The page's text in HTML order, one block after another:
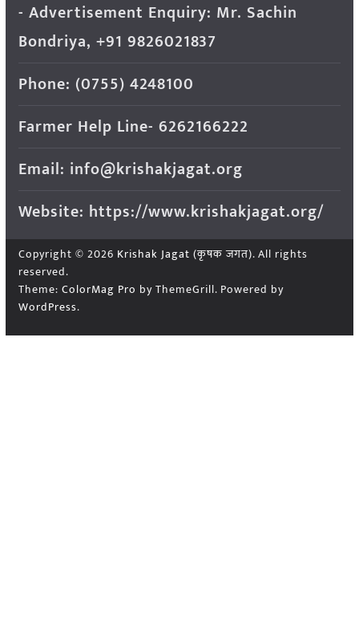
- Advertisement Enquiry: Mr. Sachin
Bondriya, +91 9826021837
Phone: (0755) 4248100
Farmer Help Line- 6262166222
Email: info@krishakjagat.org
Website: https://www.krishakjagat.org/
Copyright © 2026 Krishak Jagat (कृषक जगत). All rights
reserved.
Theme: ColorMag Pro by ThemeGrill. Powered by
WordPress.